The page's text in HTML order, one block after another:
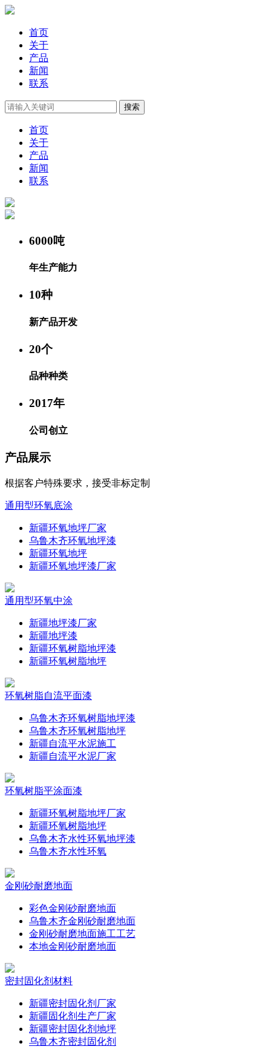
首页
关于
产品
新闻
联系
首页
关于
产品
新闻
联系
6000吨
年生产能力
10种
新产品开发
20个
品种种类
2017年
公司创立
产品展示
根据客户特殊要求，接受非标定制
通用型环氧底涂
新疆环氧地坪厂家
乌鲁木齐环氧地坪漆
新疆环氧地坪
新疆环氧地坪漆厂家
通用型环氧中涂
新疆地坪漆厂家
新疆地坪漆
新疆环氧树脂地坪漆
新疆环氧树脂地坪
环氧树脂自流平面漆
乌鲁木齐环氧树脂地坪漆
乌鲁木齐环氧树脂地坪
新疆自流平水泥施工
新疆自流平水泥厂家
环氧树脂平涂面漆
新疆环氧树脂地坪厂家
新疆环氧树脂地坪
乌鲁木齐水性环氧地坪漆
乌鲁木齐水性环氧
金刚砂耐磨地面
彩色金刚砂耐磨地面
乌鲁木齐金刚砂耐磨地面
金刚砂耐磨地面施工工艺
本地金刚砂耐磨地面
密封固化剂材料
新疆密封固化剂厂家
新疆固化剂生产厂家
新疆密封固化剂地坪
乌鲁木齐密封固化剂